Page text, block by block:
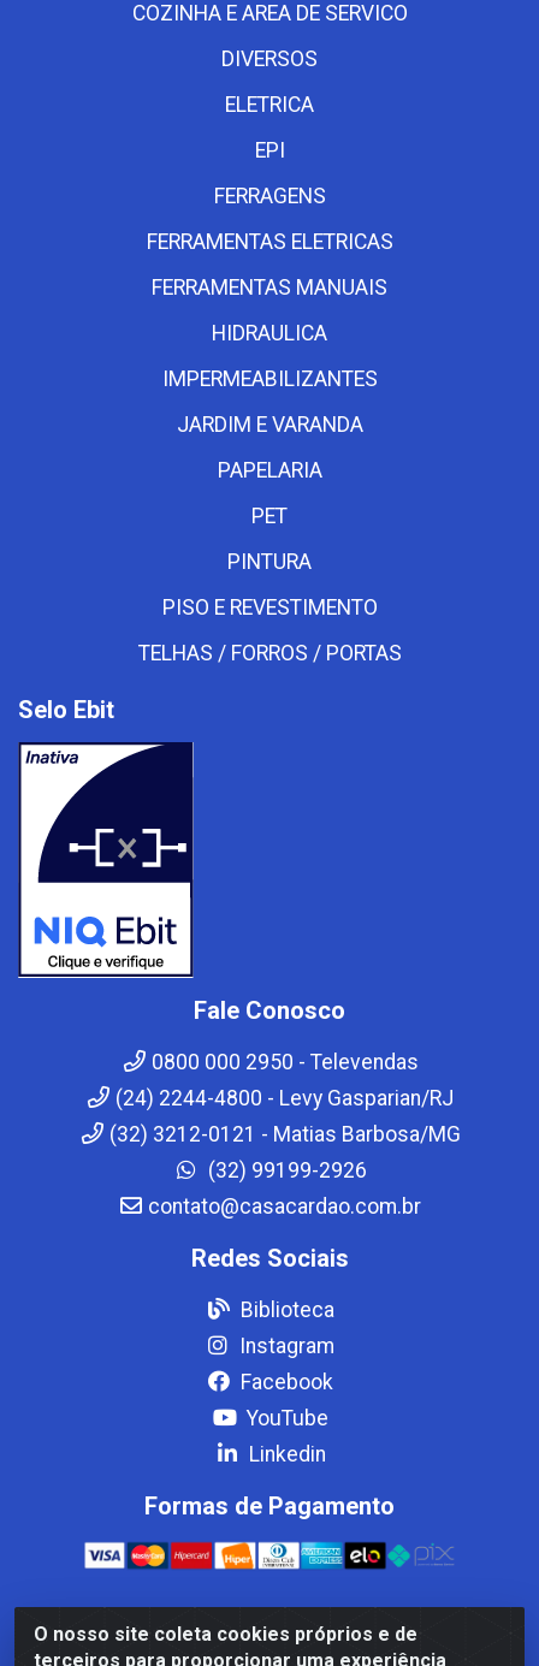
O nosso site coleta cookies próprios e de
terceiros para proporcionar uma experiência
COZINHA E AREA DE SERVICO
DIVERSOS
ELETRICA
EPI
FERRAGENS
FERRAMENTAS ELETRICAS
FERRAMENTAS MANUAIS
HIDRAULICA
IMPERMEABILIZANTES
JARDIM E VARANDA
PAPELARIA
PET
PINTURA
PISO E REVESTIMENTO
TELHAS / FORROS / PORTAS
Selo Ebit
Fale Conosco
0800 000 2950 - Televendas
(24) 2244-4800 - Levy Gasparian/RJ
(32) 3212-0121 - Matias Barbosa/MG
(32) 99199-2926
contato@casacardao.com.br
Redes Sociais
Biblioteca
Instagram
Facebook
YouTube
Linkedin
Formas de Pagamento
Casa Cardão LTDA - Av. Amaral Peixoto, 910 - Afonso